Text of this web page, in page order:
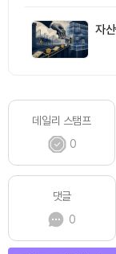
자
데일리 스탬프
0
댓글
0